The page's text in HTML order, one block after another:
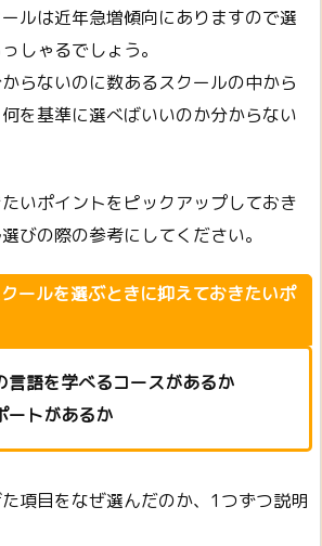
ルは近年急増傾向にありますので選
しゃるでしょう。
らないのに数あるスクールの中から
を基準に選べばいいのか分からない
いポイントをピックアップしておき
びの際の参考にしてください。
ールを選ぶときに抑えておきたいポ
語を学べるコースがあるか
トがあるか
項目をなぜ選んだのか、1つずつ説明